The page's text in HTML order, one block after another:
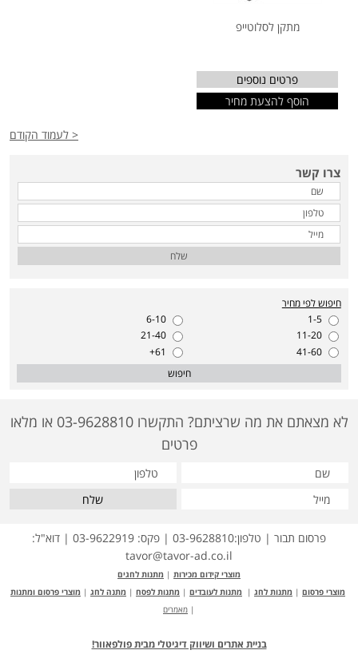
מתקן לסלוטייפ
פרטים נוספים
הוסף להצעת מחיר
< לעמוד הקודם
צרו קשר
שלח
חיפוש לפי מחיר
1-5
6-10
11-20
21-40
41-60
61+
חיפוש
לא מצאתם את מה שרציתם? התקשרו 03-9628810 או מלאו
פרטים
שלח
פרסום תבור | טלפון:03-9628810 | פקס: 03-9622919 | דוא"ל:
tavor@tavor-ad.co.il
מוצרי קידום מכירות | מתנות לחגים
מוצרי פרסום | מתנות לחג | מתנות לעובדים | מתנות לפסח | מתנה לחג | מוצרי פרסום ומתנות
| מאמרים
בניית אתרים ושיווק דיגיטלי מבית פולפאוור!